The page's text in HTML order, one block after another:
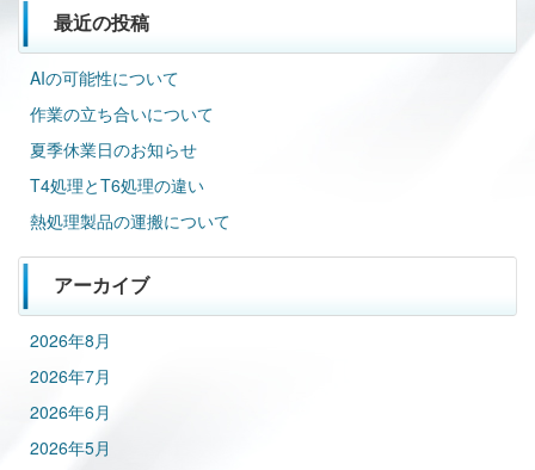
最近の投稿
AIの可能性について
作業の立ち合いについて
夏季休業日のお知らせ
T4処理とT6処理の違い
熱処理製品の運搬について
アーカイブ
2026年8月
2026年7月
2026年6月
2026年5月